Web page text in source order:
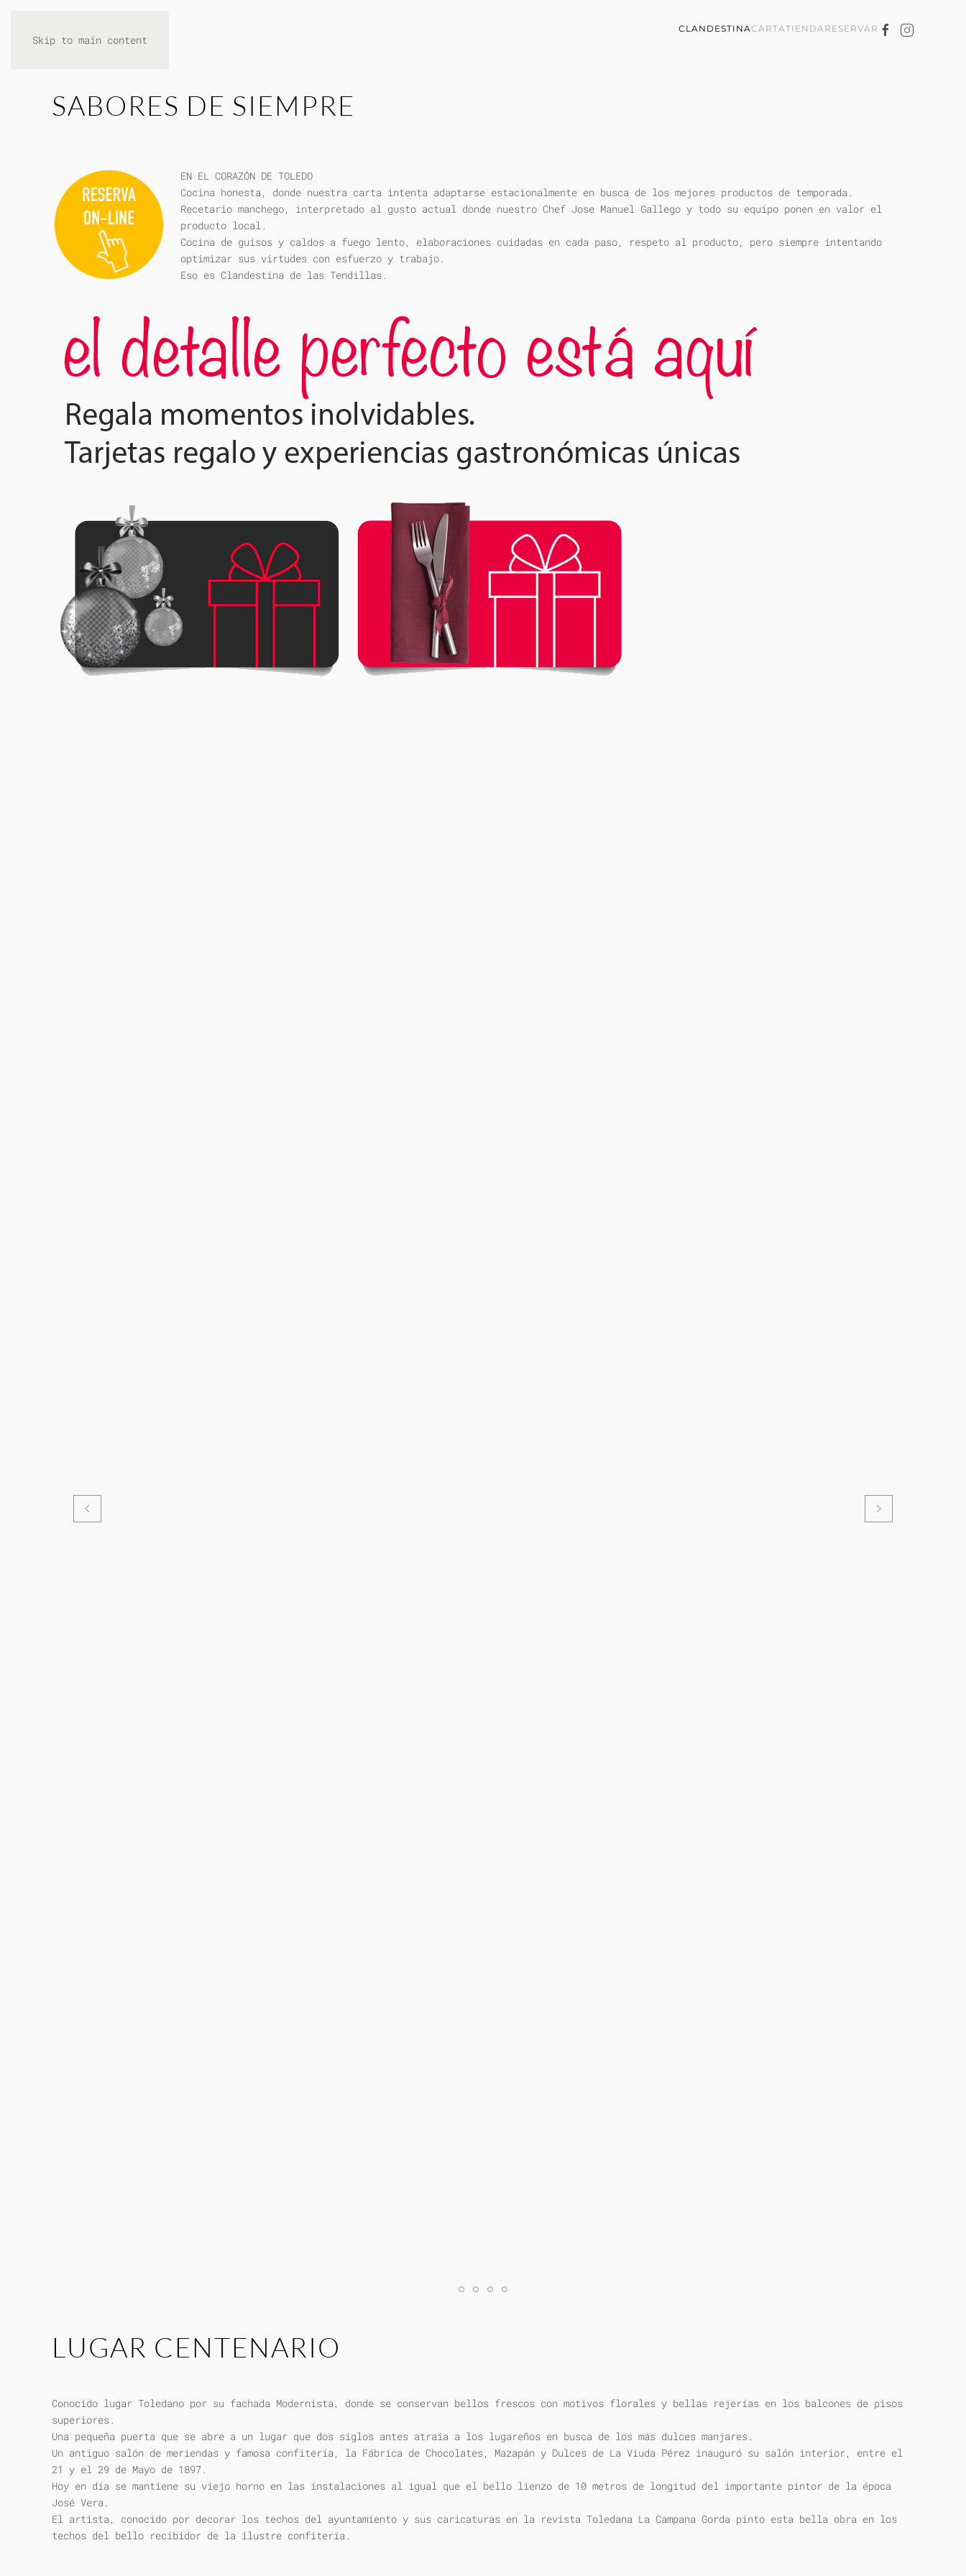
Skip to main content
CLANDESTINACARTATIENDARESERVAR
SABORES DE SIEMPRE
EN EL CORAZÓN DE TOLEDO
Cocina honesta, donde nuestra carta intenta adaptarse estacionalmente en busca de los mejores productos de temporada.
Recetario manchego, interpretado al gusto actual donde nuestro Chef Jose Manuel Gallego y todo su equipo ponen en valor el
producto local.
Cocina de guisos y caldos a fuego lento, elaboraciones cuidadas en cada paso, respeto al producto, pero siempre intentando
optimizar sus virtudes con esfuerzo y trabajo.
Eso es Clandestina de las Tendillas.
LUGAR CENTENARIO
Conocido lugar Toledano por su fachada Modernista, donde se conservan bellos frescos con motivos florales y bellas rejerías en los balcones de pisos
superiores.
Una pequeña puerta que se abre a un lugar que dos siglos antes atraía a los lugareños en busca de los más dulces manjares.
Un antiguo salón de meriendas y famosa confitería, la Fábrica de Chocolates, Mazapán y Dulces de La Viuda Pérez inauguró su salón interior, entre el
21 y el 29 de Mayo de 1897.
Hoy en día se mantiene su viejo horno en las instalaciones al igual que el bello lienzo de 10 metros de longitud del importante pintor de la época
José Vera.
El artista, conocido por decorar los techos del ayuntamiento y sus caricaturas en la revista Toledana La Campana Gorda pinto esta bella obra en los
techos del bello recibidor de la ilustre confitería.